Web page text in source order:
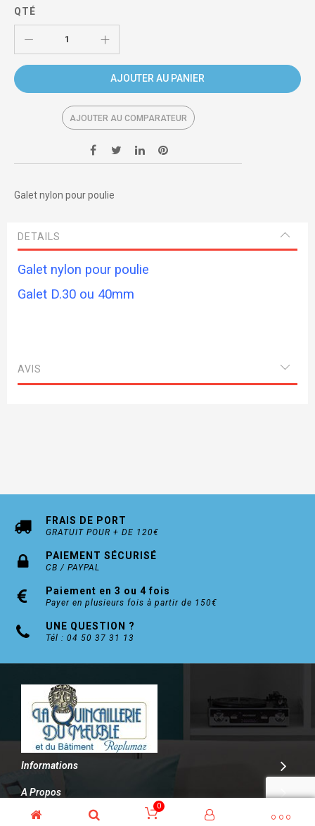
QTÉ
AJOUTER AU PANIER
AJOUTER AU COMPARATEUR
Galet nylon pour poulie
DETAILS
Galet nylon pour poulie
Galet D.30 ou 40mm
AVIS
FRAIS DE PORT
GRATUIT POUR + DE 120€
PAIEMENT SÉCURISÉ
CB / PAYPAL
Paiement en 3 ou 4 fois
Payer en plusieurs fois à partir de 150€
UNE QUESTION ?
Tél : 04 50 37 31 13
Informations
A Propos
Contact
0